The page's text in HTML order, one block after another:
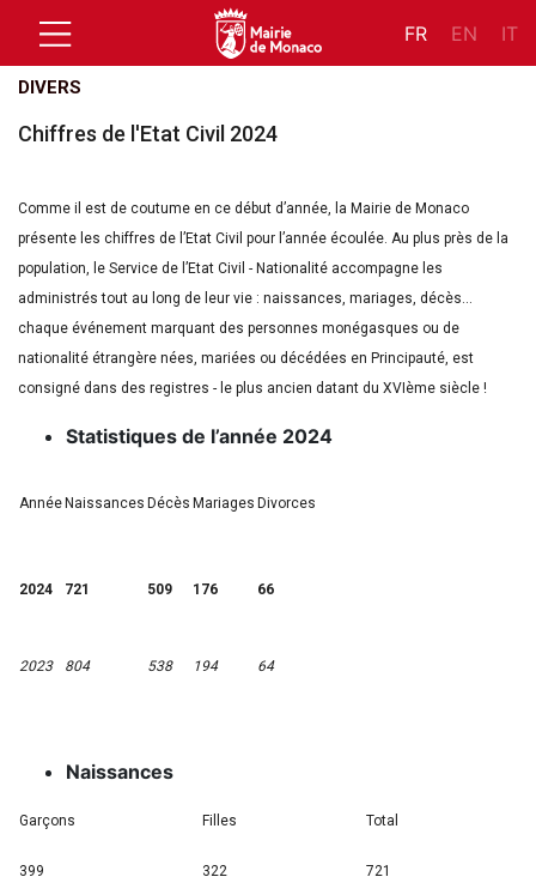
FR EN IT
DIVERS
Chiffres de l'Etat Civil 2024
Comme il est de coutume en ce début d’année, la Mairie de Monaco
présente les chiffres de l’Etat Civil pour l’année écoulée. Au plus près de la
population, le Service de l’Etat Civil - Nationalité accompagne les
administrés tout au long de leur vie : naissances, mariages, décès…
chaque événement marquant des personnes monégasques ou de
nationalité étrangère nées, mariées ou décédées en Principauté, est
consigné dans des registres - le plus ancien datant du XVIème siècle !
Statistiques de l’année 2024
Année Naissances Décès Mariages Divorces
2024 721 509 176 66
2023 804 538 194 64
Naissances
Garçons Filles Total
399 322 721